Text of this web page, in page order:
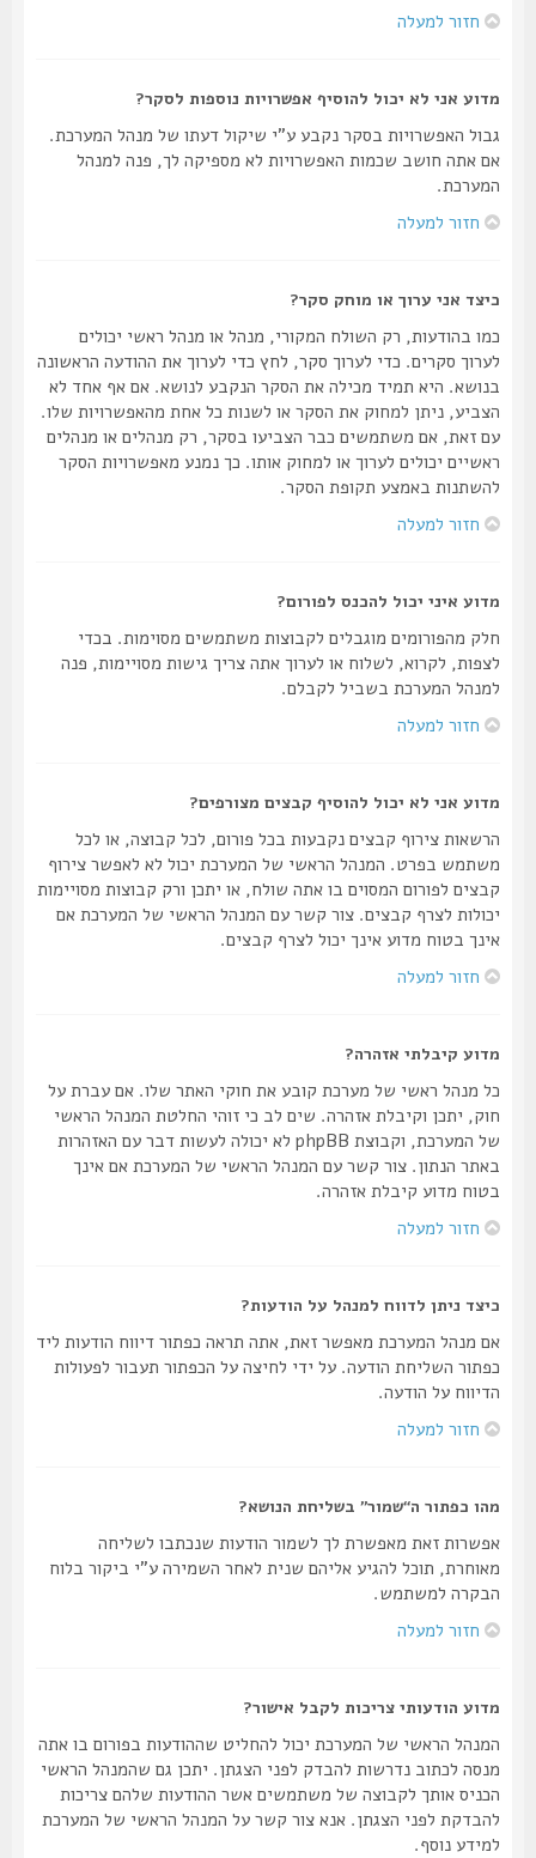
חזור למעלה
מדוע אני לא יכול להוסיף אפשרויות נוספות לסקר?
גבול האפשרויות בסקר נקבע ע"י שיקול דעתו של מנהל המערכת.
אם אתה חושב שכמות האפשרויות לא מספיקה לך, פנה למנהל
המערכת.
חזור למעלה
כיצד אני ערוך או מוחק סקר?
כמו בהודעות, רק השולח המקורי, מנהל או מנהל ראשי יכולים
לערוך סקרים. כדי לערוך סקר, לחץ כדי לערוך את ההודעה הראשונה
בנושא. היא תמיד מכילה את הסקר הנקבע לנושא. אם אף אחד לא
הצביע, ניתן למחוק את הסקר או לשנות כל אחת מהאפשרויות שלו.
עם זאת, אם משתמשים כבר הצביעו בסקר, רק מנהלים או מנהלים
ראשיים יכולים לערוך או למחוק אותו. כך נמנע מאפשרויות הסקר
להשתנות באמצע תקופת הסקר.
חזור למעלה
מדוע איני יכול להכנס לפורום?
חלק מהפורומים מוגבלים לקבוצות משתמשים מסוימות. בכדי
לצפות, לקרוא, לשלוח או לערוך אתה צריך גישות מסויימות, פנה
למנהל המערכת בשביל לקבלם.
חזור למעלה
מדוע אני לא יכול להוסיף קבצים מצורפים?
הרשאות צירוף קבצים נקבעות בכל פורום, לכל קבוצה, או לכל
משתמש בפרט. המנהל הראשי של המערכת יכול לא לאפשר צירוף
קבצים לפורום המסוים בו אתה שולח, או יתכן ורק קבוצות מסויימות
יכולות לצרף קבצים. צור קשר עם המנהל הראשי של המערכת אם
אינך בטוח מדוע אינך יכול לצרף קבצים.
חזור למעלה
מדוע קיבלתי אזהרה?
כל מנהל ראשי של מערכת קובע את חוקי האתר שלו. אם עברת על
חוק, יתכן וקיבלת אזהרה. שים לב כי זוהי החלטת המנהל הראשי
של המערכת, וקבוצת phpBB לא יכולה לעשות דבר עם האזהרות
באתר הנתון. צור קשר עם המנהל הראשי של המערכת אם אינך
בטוח מדוע קיבלת אזהרה.
חזור למעלה
כיצד ניתן לדווח למנהל על הודעות?
אם מנהל המערכת מאפשר זאת, אתה תראה כפתור דיווח הודעות ליד
כפתור השליחת הודעה. על ידי לחיצה על הכפתור תעבור לפעולות
הדיווח על הודעה.
חזור למעלה
מהו כפתור ה“שמור” בשליחת הנושא?
אפשרות זאת מאפשרת לך לשמור הודעות שנכתבו לשליחה
מאוחרת, תוכל להגיע אליהם שנית לאחר השמירה ע"י ביקור בלוח
הבקרה למשתמש.
חזור למעלה
מדוע הודעותי צריכות לקבל אישור?
המנהל הראשי של המערכת יכול להחליט שההודעות בפורום בו אתה
מנסה לכתוב נדרשות להבדק לפני הצגתן. יתכן גם שהמנהל הראשי
הכניס אותך לקבוצה של משתמשים אשר ההודעות שלהם צריכות
להבדקת לפני הצגתן. אנא צור קשר על המנהל הראשי של המערכת
למידע נוסף.